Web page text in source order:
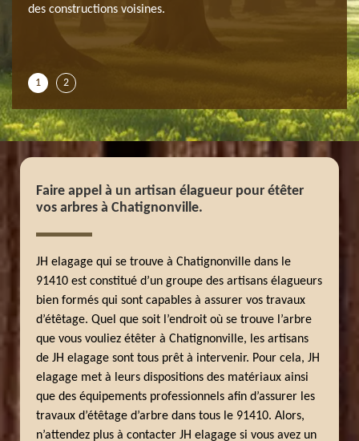
des constructions voisines.
les
1 2
Faire appel à un artisan élagueur pour étêter
vos arbres à Chatignonville.
JH elagage qui se trouve à Chatignonville dans le
91410 est constitué d’un groupe des artisans élagueurs
bien formés qui sont capables à assurer vos travaux
d’étêtage. Quel que soit l’endroit où se trouve l’arbre
que vous vouliez étêter à Chatignonville, les artisans
de JH elagage sont tous prêt à intervenir. Pour cela, JH
elagage met à leurs dispositions des matériaux ainsi
que des équipements professionnels afin d’assurer les
travaux d’étêtage d’arbre dans tous le 91410. Alors,
n’attendez plus à contacter JH elagage si vous avez un